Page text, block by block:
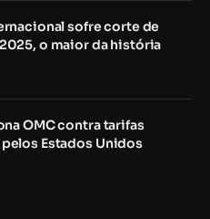
sofre corte de
2025, o maior da história
OMC contra tarifas
Estados Unidos